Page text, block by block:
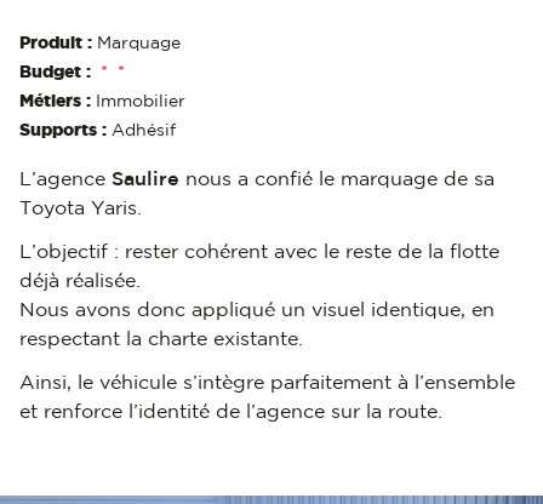
Produit : Marquage
Budget :
*
*
Métiers : Immobilier
Supports : Adhésif
L’agence Saulire nous a confié le marquage de sa
Toyota Yaris.
L’objectif : rester cohérent avec le reste de la flotte
déjà réalisée.
Nous avons donc appliqué un visuel identique, en
respectant la charte existante.
Ainsi, le véhicule s’intègre parfaitement à l’ensemble
et renforce l’identité de l’agence sur la route.